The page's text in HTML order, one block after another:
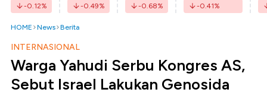
-0.12% -0.49% -0.68% -0.41%
HOME News Berita
INTERNASIONAL
Warga Yahudi Serbu Kongres AS,
Sebut Israel Lakukan Genosida